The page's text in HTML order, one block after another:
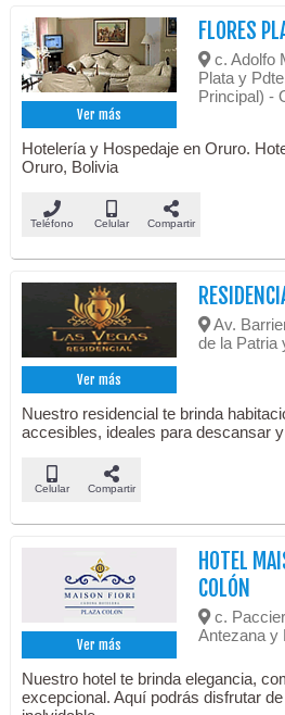
Ver más
FLORES
c. Adolfo
Plata y
Principal) -
Hotelería y Hospedaje en Oruro.
Oruro, Bolivia
Teléfono Celular Compartir
Ver más
Av.
de la Patria
Nuestro residencial te brinda
accesibles, ideales para descansar
Celular Compartir
Ver más
HOTEL
COLÓN
c.
Antezana y
Nuestro hotel te brinda elegancia,
excepcional. Aquí podrás disfrutar